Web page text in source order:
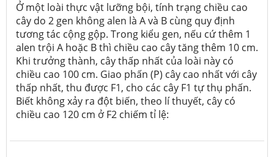
Ở một loài thực vật lưỡng bội, tính trạng chiều cao
cây do 2 gen không alen là A và B cùng quy định
tương tác cộng gộp. Trong kiểu gen, nếu cứ thêm 1
alen trội A hoặc B thì chiều cao cây tăng thêm 10 cm.
Khi trưởng thành, cây thấp nhất của loài này có
chiều cao 100 cm. Giao phấn (P) cây cao nhất với cây
thấp nhất, thu được F1, cho các cây F1 tự thụ phấn.
Biết không xảy ra đột biến, theo lí thuyết, cây có
chiều cao 120 cm ở F2 chiếm tỉ lệ: